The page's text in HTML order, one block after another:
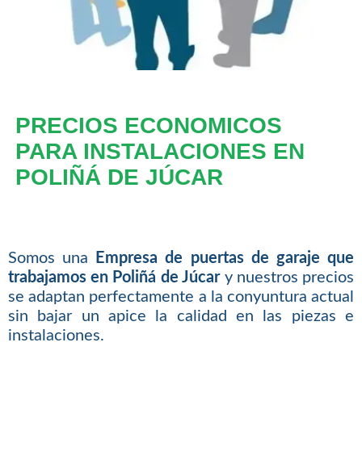
PRECIOS ECONOMICOS
PARA INSTALACIONES EN
POLIÑÁ DE JÚCAR
Somos una
Empresa de puertas de garaje que
trabajamos en Poliñá de Júcary nuestros precios
se adaptan perfectamente a la conyuntura actual
sin bajar un apice la calidad en las piezas e
instalaciones.